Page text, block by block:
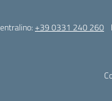
+39 0331 240 260